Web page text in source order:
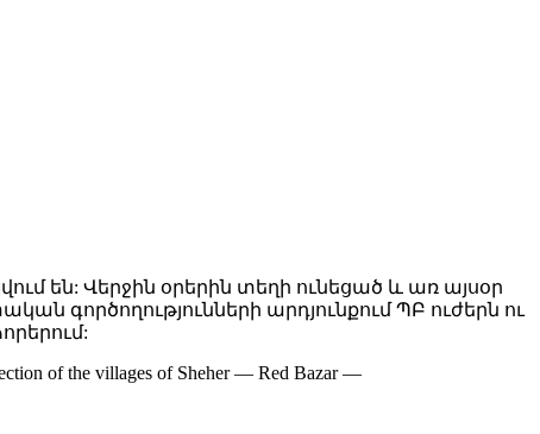
են: Վերջին օրերին տեղի ունեցած և առ այսօր
գործողությունների արդյունքում ՊԲ ուժերն ու
of the villages of Sheher — Red Bazar —